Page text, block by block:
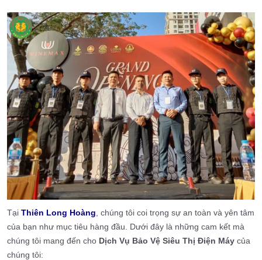
Tại Thiên Long Hoàng , chúng tôi coi trọng sự an toàn và yên tâm
của bạn như mục tiêu hàng đầu. Dưới đây là những cam kết mà
chúng tôi mang đến cho Dịch Vụ Bảo Vệ Siêu Thị Điện Máy của
chúng tôi: